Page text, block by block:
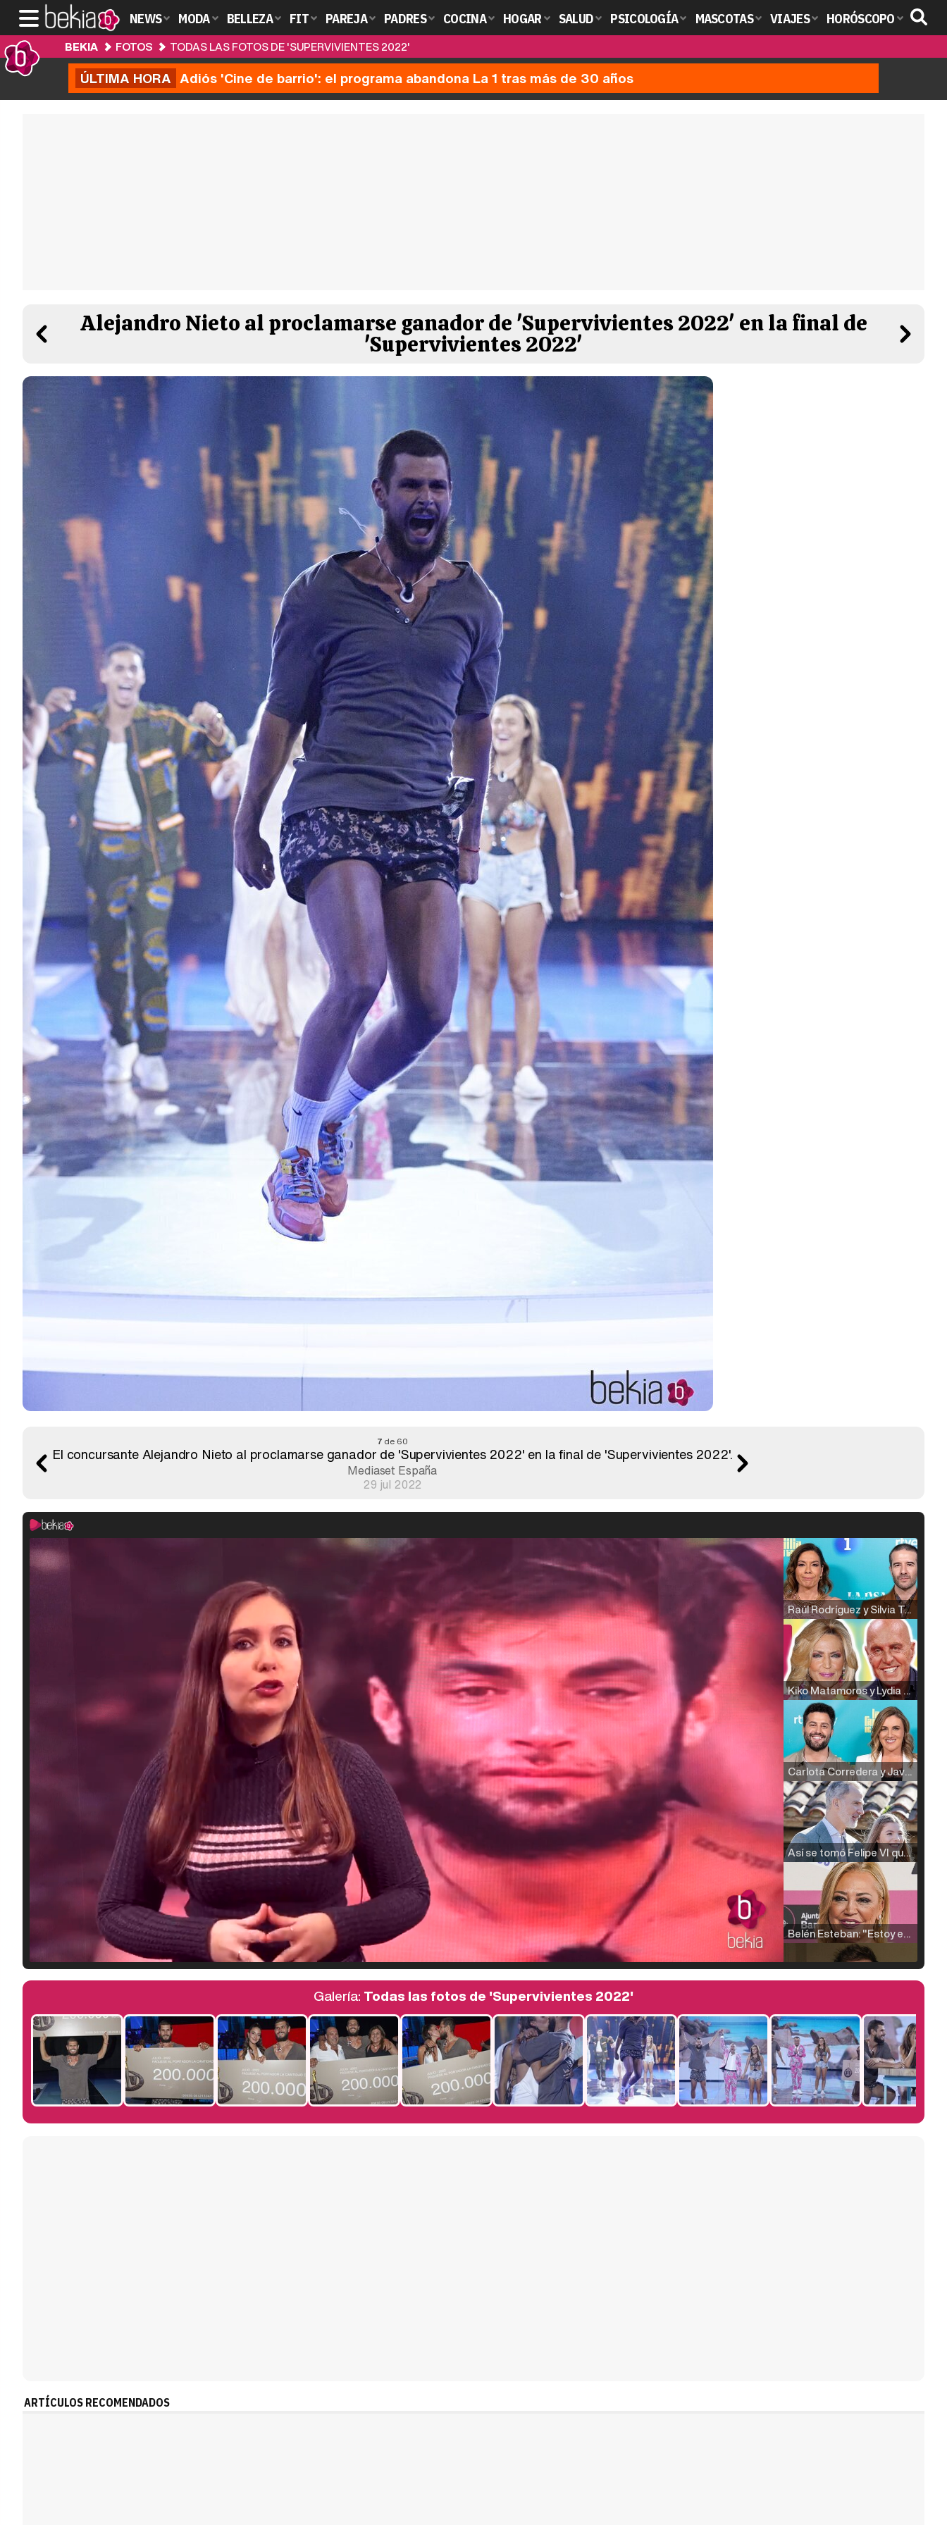
NEWS MODA BELLEZA FIT PAREJA PADRES COCINA HOGAR SALUD PSICOLOGÍA MASCOTAS VIAJES HORÓSCOPO
BEKIA FOTOS TODAS LAS FOTOS DE 'SUPERVIVIENTES 2022'
ÚLTIMA HORA Adiós 'Cine de barrio': el programa abandona La 1 tras más de 30 años
Alejandro Nieto al proclamarse ganador de 'Supervivientes 2022' en la final de
'Supervivientes 2022'
7 de 60
El concursante Alejandro Nieto al proclamarse ganador de 'Supervivientes 2022' en la final de 'Supervivientes 2022'.
Mediaset España
29 jul 2022
Raúl Rodríguez y Silvia Taulés nos cuentan su papel en 'La familia de la tele'
Kiko Matamoros y Lydia Lozano: "Nuestro público es de todas las edades y RTVE tiene un público muy pegado a las novelas, al que tenemos que captar"
Carlota Corredera y Javier de Hoyos: "La tele tiene que representar al público también y aquí están todos los perfiles posibles&quo;
Así se tomó Felipe VI que la Infanta Sofía no quisiera recibir formación militar
Belén Esteban: "Estoy emocionada, muy contenta y muy feliz por llegar a RTVE"
Manu Baqueiro: "Tuve como referente a Bruce Willis en 'Luz de Luna' para mi trabajo en la serie 'Perdiendo el juicio'"
Magdalena de Suecia responde a las críticas y explica por qué le han permitido lanzar su propio negocio
Galería: Todas las fotos de 'Supervivientes 2022'
ARTÍCULOS RECOMENDADOS